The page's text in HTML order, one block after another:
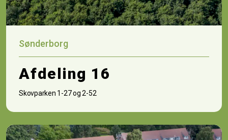
Sønderborg
Afdeling 16
Skovparken 1-27 og 2-52